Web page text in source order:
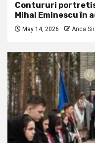
Contururi
Mihai Eminescu în
May 14, 2026 Anca